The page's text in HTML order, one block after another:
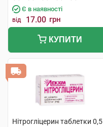
Є в наявності
від 17.00 грн
КУПИТИ
Нітрогліцерин таблетки 0,5